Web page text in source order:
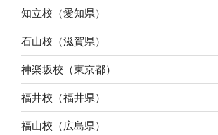
知立校（愛知県）
石山校（滋賀県）
神楽坂校（東京都）
福井校（福井県）
福山校（広島県）